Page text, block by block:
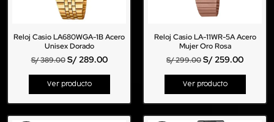
Reloj Casio LA680WGA-1B Acero
Unisex Dorado
S/389.00 S/289.00
Ver producto
Reloj Casio LA-11WR-5A Acero
Mujer Oro Rosa
S/299.00S/259.00
Ver producto